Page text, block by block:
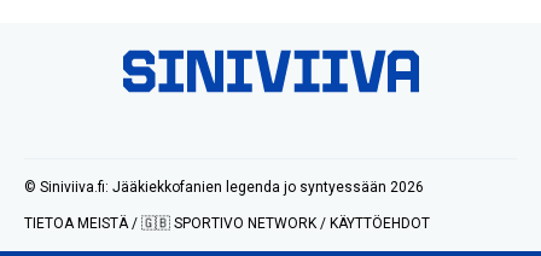
© Siniviiva.fi: Jääkiekkofanien legenda jo syntyessään 2026
TIETOA MEISTÄ/ 🇬🇧 SPORTIVO NETWORK / KÄYTTÖEHDOT